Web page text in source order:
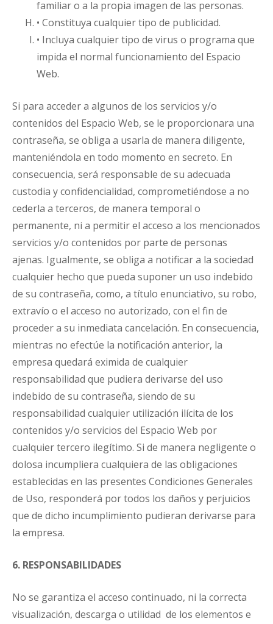
familiar o a la propia imagen de las personas.
• Constituya cualquier tipo de publicidad.
• Incluya cualquier tipo de virus o programa que
impida el normal funcionamiento del Espacio
Web.
Si para acceder a algunos de los servicios y/o
contenidos del Espacio Web, se le proporcionara una
contraseña, se obliga a usarla de manera diligente,
manteniéndola en todo momento en secreto. En
consecuencia, será responsable de su adecuada
custodia y confidencialidad, comprometiéndose a no
cederla a terceros, de manera temporal o
permanente, ni a permitir el acceso a los mencionados
servicios y/o contenidos por parte de personas
ajenas. Igualmente, se obliga a notificar a la sociedad
cualquier hecho que pueda suponer un uso indebido
de su contraseña, como, a título enunciativo, su robo,
extravío o el acceso no autorizado, con el fin de
proceder a su inmediata cancelación. En consecuencia,
mientras no efectúe la notificación anterior, la
empresa quedará eximida de cualquier
responsabilidad que pudiera derivarse del uso
indebido de su contraseña, siendo de su
responsabilidad cualquier utilización ilícita de los
contenidos y/o servicios del Espacio Web por
cualquier tercero ilegítimo. Si de manera negligente o
dolosa incumpliera cualquiera de las obligaciones
establecidas en las presentes Condiciones Generales
de Uso, responderá por todos los daños y perjuicios
que de dicho incumplimiento pudieran derivarse para
la empresa.
6. RESPONSABILIDADES
No se garantiza el acceso continuado, ni la correcta
visualización, descarga o utilidad de los elementos e